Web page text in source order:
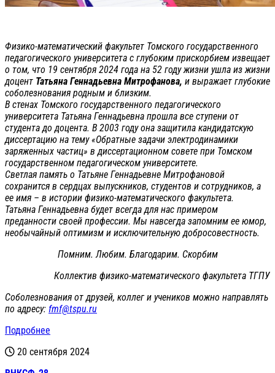
Физико-математический факультет Томского государственного
педагогического университета с глубоким прискорбием извещает
о том, что 19 сентября 2024 года на 52 году жизни ушла из жизни
доцент Татьяна Геннадьевна Митрофанова, и выражает глубокие
соболезнования родным и близким.
В стенах Томского государственного педагогического
университета Татьяна Геннадьевна прошла все ступени от
студента до доцента. В 2003 году она защитила кандидатскую
диссертацию на тему «Обратные задачи электродинамики
заряженных частиц» в диссертационном совете при Томском
государственном педагогическом университете.
Светлая память о Татьяне Геннадьевне Митрофановой
сохранится в сердцах выпускников, студентов и сотрудников, а
ее имя – в истории физико-математического факультета.
Татьяна Геннадьевна будет всегда для нас примером
преданности своей профессии. Мы навсегда запомним ее юмор,
необычайный оптимизм и исключительную добросовестность.
Помним. Любим. Благодарим. Скорбим
Коллектив физико-математического факультета ТГПУ
Соболезнования от друзей, коллег и учеников можно направлять
по адресу: fmf@tspu.ru
Подробнее
20 сентября 2024